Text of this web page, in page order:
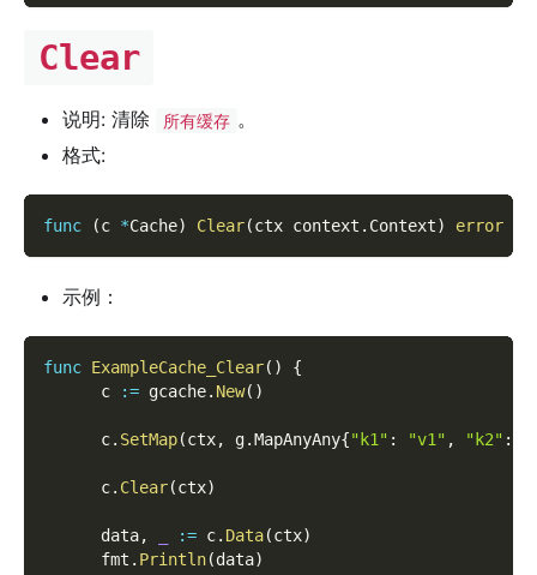
Clear
说明: 清除 所有缓存 。
格式:
func (c *Cache) Clear(ctx context . Context) error
示例：
func ExampleCache_Clear( )
{
      c
:= gcache. New( )
      c
. SetMap(ctx, g.MapAnyAny{"k1" : "v1" , "k2" :
      c
. Clear(ctx)
      data
, := c. Data(ctx)
      fmt
. Println(data)